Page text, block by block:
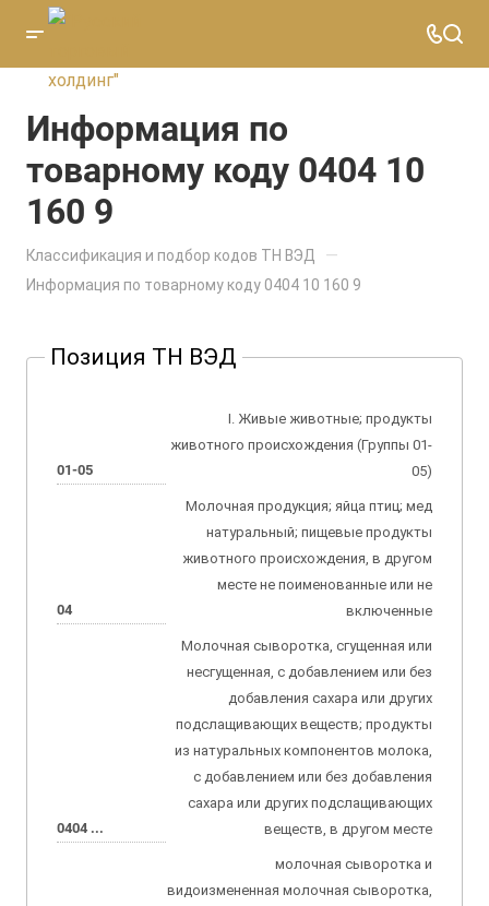
Информация по
товарному коду 0404 10
160 9
Классификация и подбор кодов ТН ВЭД —
Информация по товарному коду 0404 10 160 9
Позиция ТН ВЭД
01-05
I. Живые животные; продукты
животного происхождения (Группы 01-
05)
04
Молочная продукция; яйца птиц; мед
натуральный; пищевые продукты
животного происхождения, в другом
месте не поименованные или не
включенные
0404 ...
Молочная сыворотка, сгущенная или
несгущенная, с добавлением или без
добавления сахара или других
подслащивающих веществ; продукты
из натуральных компонентов молока,
с добавлением или без добавления
сахара или других подслащивающих
веществ, в другом месте
молочная сыворотка и
видоизмененная молочная сыворотка,